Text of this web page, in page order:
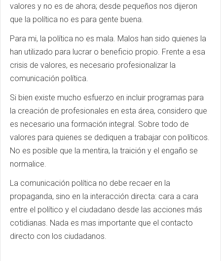
valores y no es de ahora; desde pequeños nos dijeron
que la política no es para gente buena.
Para mi, la política no es mala. Malos han sido quienes la
han utilizado para lucrar o beneficio propio. Frente a esa
crisis de valores, es necesario profesionalizar la
comunicación política.
Si bien existe mucho esfuerzo en incluir programas para
la creación de profesionales en esta área, considero que
es necesario una formación integral. Sobre todo de
valores para quienes se dediquen a trabajar con políticos.
No es posible que la mentira, la traición y el engaño se
normalice.
La comunicación política no debe recaer en la
propaganda, sino en la interacción directa: cara a cara
entre el político y el ciudadano desde las acciones más
cotidianas. Nada es mas importante que el contacto
directo con los ciudadanos.